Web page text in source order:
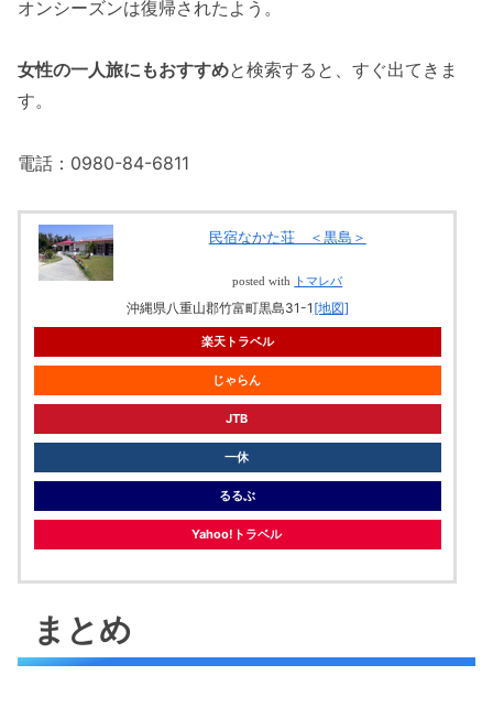
オンシーズンは復帰されたよう。
女性の一人旅にもおすすめと検索すると、すぐ出てきま
す。
電話：0980-84-6811
民宿なかた荘 ＜黒島＞
posted with トマレバ
沖縄県八重山郡竹富町黒島31-1 [地図]
楽天トラベル
じゃらん
JTB
一休
るるぶ
Yahoo!トラベル
まとめ